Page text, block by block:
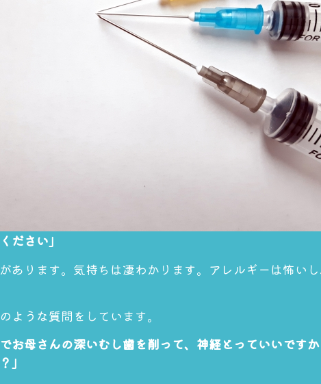
ださい」
あります。気持ちは凄わかります。アレルギーは怖い
ような質問をしています。
お母さんの深いむし歯を削って、神経とっていいです
」